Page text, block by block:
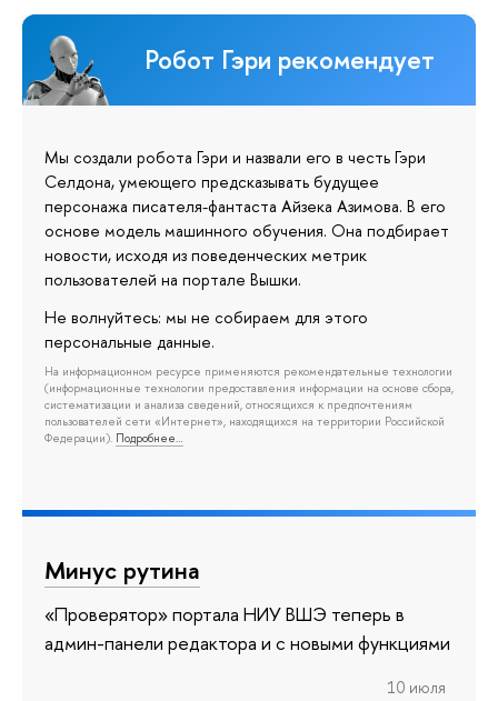
Робот Гэри рекомендует
Мы создали робота Гэри и назвали его в честь Гэри
Селдона, умеющего предсказывать будущее
персонажа писателя-фантаста Айзека Азимова. В его
основе модель машинного обучения. Она подбирает
новости, исходя из поведенческих метрик
пользователей на портале Вышки.
Не волнуйтесь: мы не собираем для этого
персональные данные.
На информационном ресурсе применяются рекомендательные технологии
(информационные технологии предоставления информации на основе сбора,
систематизации и анализа сведений, относящихся к предпочтениям
пользователей сети «Интернет», находящихся на территории Российской
Федерации). Подробнее…
Минус рутина
«Проверятор» портала НИУ ВШЭ теперь в
админ-панели редактора и с новыми функциями
10 июля